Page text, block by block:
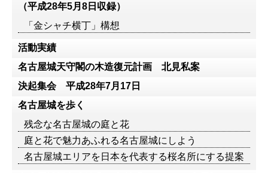
（平成28年5月8日収録）
「金シャチ横丁」構想
活動実績
名古屋城天守閣の木造復元計画 北見私案
決起集会 平成28年7月17日
名古屋城を歩く
残念な名古屋城の庭と花
庭と花で魅力あふれる名古屋城にしよう
名古屋城エリアを日本を代表する桜名所にする提案